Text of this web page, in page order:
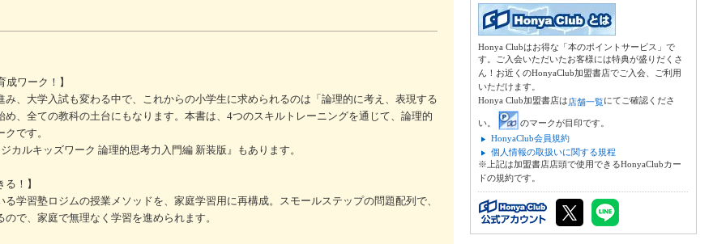
成ワーク！】
、大学入試も変わる中で、これからの小学生に求められるのは「論理的に考え、表現する
、全ての教科の土台にもなります。本書は、4つのスキルトレーニングを通じて、論理的
です。
カルキッズワーク 論理的思考力入門編 新装版』もあります。
！】
学習塾ロジムの授業メソッドを、家庭学習用に再構成。スモールステップの問題配列で、
で、家庭で無理なく学習を進められます。
Honya Clubはお得な「本のポイントサービス」で
す。ご入会いただいたお客様には特典が盛りだくさ
ん！お近くのHonyaClub加盟書店でご入会、ご利用
いただけます。
Honya Club加盟書店は店舗一覧にてご確認くださ
い。
のマークが目印です。
HonyaClub会員規約
個人情報の取扱いに関する規程
※上記は加盟書店店頭で使用できるHonyaClubカー
ドの規約です。